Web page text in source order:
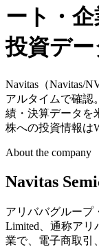
ート・
投資デー
Navitas（Navitas/
アルタイムで確認
績・決算データを
株への投資情報は
About the company
Navitas
アリババグループ
Limited、通称ア
業で、電子商取引